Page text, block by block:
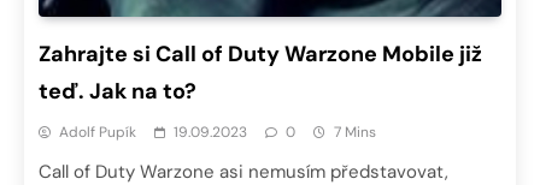
Zahrajte si Call of Duty Warzone Mobile již
teď. Jak na to?
Adolf Pupík 19.09.2023 0 7 Mins
Call of Duty Warzone asi nemusím představovat,